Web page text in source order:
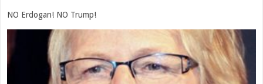
NO Erdogan! NO Trump!